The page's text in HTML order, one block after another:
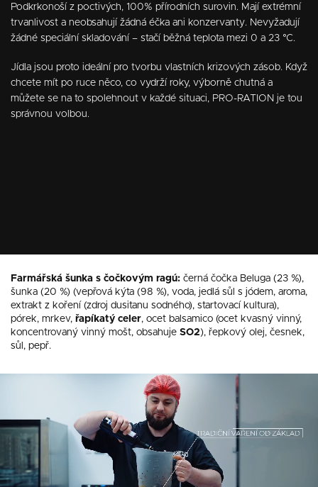
Podkrkonoší z poctivých, 100% přírodních surovin. Mají extrémní
trvanlivost a neobsahují žádná éčka ani konzervanty. Nevyžadují
žádné speciální skladování – stačí běžná teplota mezi 0 a 23 °C.
Jídla jsou proto ideální pro tvorbu vlastních krizových zásob. Když
chcete mít po ruce něco, co vydrží roky, výborně chutná a
můžete se na to spolehnout v každé situaci, PRO-RATION je tou
správnou volbou.
Farmářská šunka s čočkovým ragú: černá čočka Beluga (23 %),
šunka (20 %) (vepřová kýta (98 %), voda, jedlá sůl s jódem, aroma,
extrakt z koření (zdroj dusitanu sodného), startovací kultura),
pórek, mrkev, řapíkatý celer, ocet balsamico (ocet kvasný vinný,
koncentrovaný vinný mošt, obsahuje SO2), řepkový olej, česnek,
sůl, pepř.